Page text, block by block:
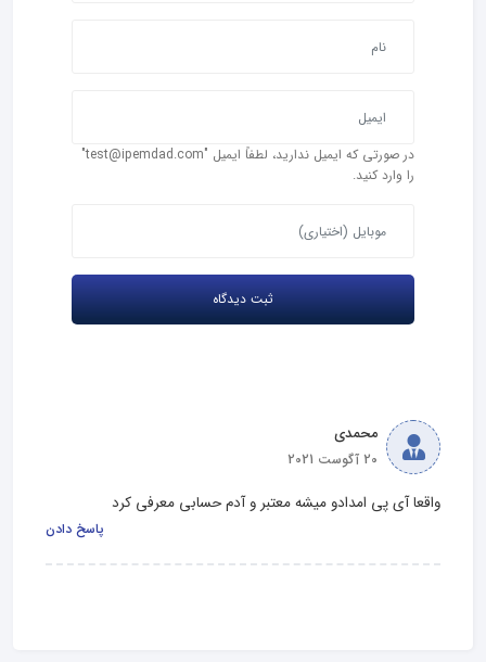
در صورتی که ایمیل ندارید، لطفاً ایمیل "test@ipemdad.com"
را وارد کنید.
محمدی
20 آگوست 2021
واقعا آی پی امدادو میشه معتبر و آدم حسابی معرفی کرد
پاسخ دادن